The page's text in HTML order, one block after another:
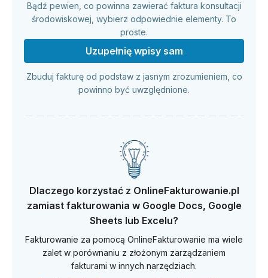
Bądź pewien, co powinna zawierać faktura konsultacji
środowiskowej, wybierz odpowiednie elementy. To
proste.
Uzupełnię wpisy sam
Zbuduj fakturę od podstaw z jasnym zrozumieniem, co
powinno być uwzględnione.
Dlaczego korzystać z OnlineFakturowanie.pl
zamiast fakturowania w Google Docs, Google
Sheets lub Excelu?
Fakturowanie za pomocą OnlineFakturowanie ma wiele
zalet w porównaniu z złożonym zarządzaniem
fakturami w innych narzędziach.